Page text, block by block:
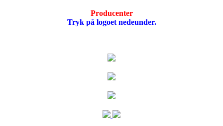
Producenter
Tryk på logoet nedeunder.